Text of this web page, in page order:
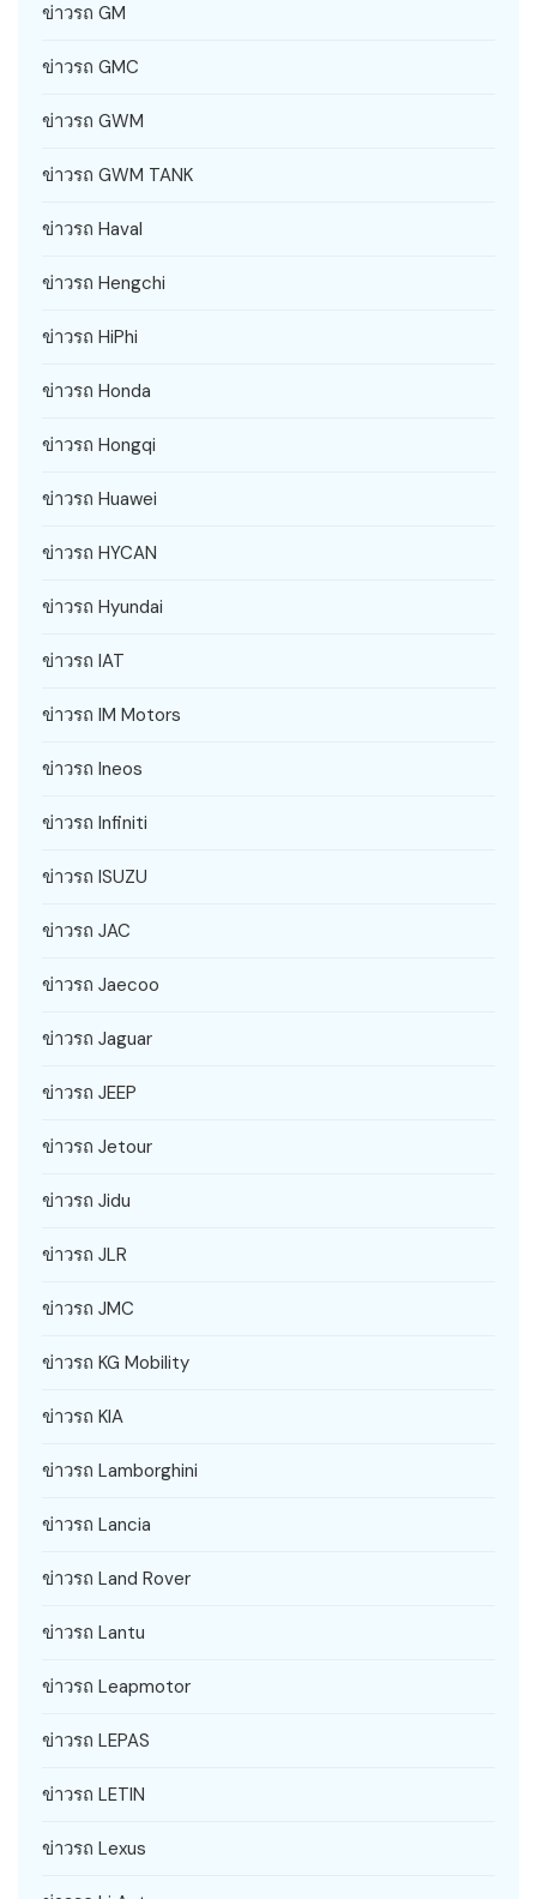
ข่าวรถ GM
ข่าวรถ GMC
ข่าวรถ GWM
ข่าวรถ GWM TANK
ข่าวรถ Haval
ข่าวรถ Hengchi
ข่าวรถ HiPhi
ข่าวรถ Honda
ข่าวรถ Hongqi
ข่าวรถ Huawei
ข่าวรถ HYCAN
ข่าวรถ Hyundai
ข่าวรถ IAT
ข่าวรถ IM Motors
ข่าวรถ Ineos
ข่าวรถ Infiniti
ข่าวรถ ISUZU
ข่าวรถ JAC
ข่าวรถ Jaecoo
ข่าวรถ Jaguar
ข่าวรถ JEEP
ข่าวรถ Jetour
ข่าวรถ Jidu
ข่าวรถ JLR
ข่าวรถ JMC
ข่าวรถ KG Mobility
ข่าวรถ KIA
ข่าวรถ Lamborghini
ข่าวรถ Lancia
ข่าวรถ Land Rover
ข่าวรถ Lantu
ข่าวรถ Leapmotor
ข่าวรถ LEPAS
ข่าวรถ LETIN
ข่าวรถ Lexus